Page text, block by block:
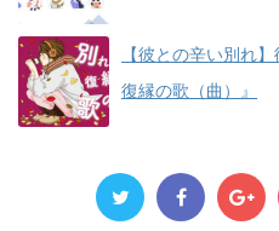
【彼との辛い別れ
復縁の歌（曲）』